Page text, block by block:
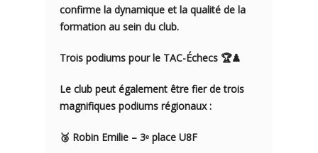
confirme la dynamique et la qualité de la
formation au sein du club.
Trois podiums pour le TAC-Échecs 🏆♟️
Le club peut également être fier de trois
magnifiques podiums régionaux :
🥉 Robin Emilie – 3ᵉ place U8F